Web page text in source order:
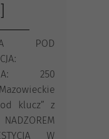
POD
250
klucz” z
W